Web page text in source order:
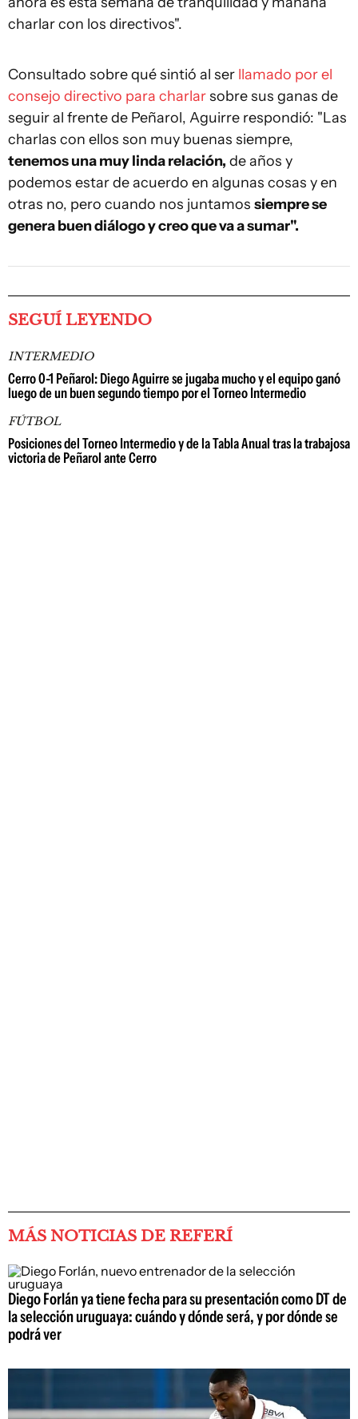
charlar con los directivos".
Consultado sobre qué sintió al ser llamado por el
consejo directivo para charlarsobre sus ganas de
seguir al frente de Peñarol, Aguirre respondió: "Las
charlas con ellos son muy buenas siempre,
tenemos una muy linda relación, de años y
podemos estar de acuerdo en algunas cosas y en
otras no, pero cuando nos juntamos siempre se
genera buen diálogo y creo que va a sumar".
SEGUÍ LEYENDO
INTERMEDIO
Cerro 0-1 Peñarol: Diego Aguirre se jugaba mucho y el equipo ganó
luego de un buen segundo tiempo por el Torneo Intermedio
FÚTBOL
Posiciones del Torneo Intermedio y de la Tabla Anual tras la trabajosa
victoria de Peñarol ante Cerro
MÁS NOTICIAS DE REFERÍ
Diego Forlán ya tiene fecha para su presentación como DT de
la selección uruguaya: cuándo y dónde será, y por dónde se
podrá ver